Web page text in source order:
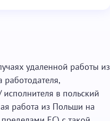
удаленной работы из
в польский
работа из Польши на